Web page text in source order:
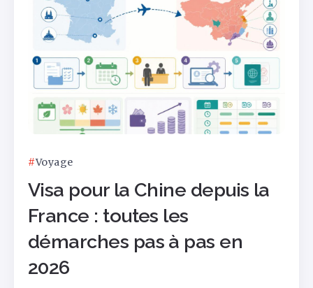
Voyage
Visa pour la Chine depuis la
France : toutes les
démarches pas à pas en
2026